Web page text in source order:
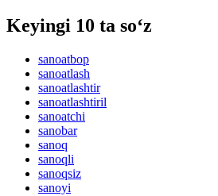
Keyingi 10 ta so‘z
sanoatbop
sanoatlash
sanoatlashtir
sanoatlashtiril
sanoatchi
sanobar
sanoq
sanoqli
sanoqsiz
sanoyi